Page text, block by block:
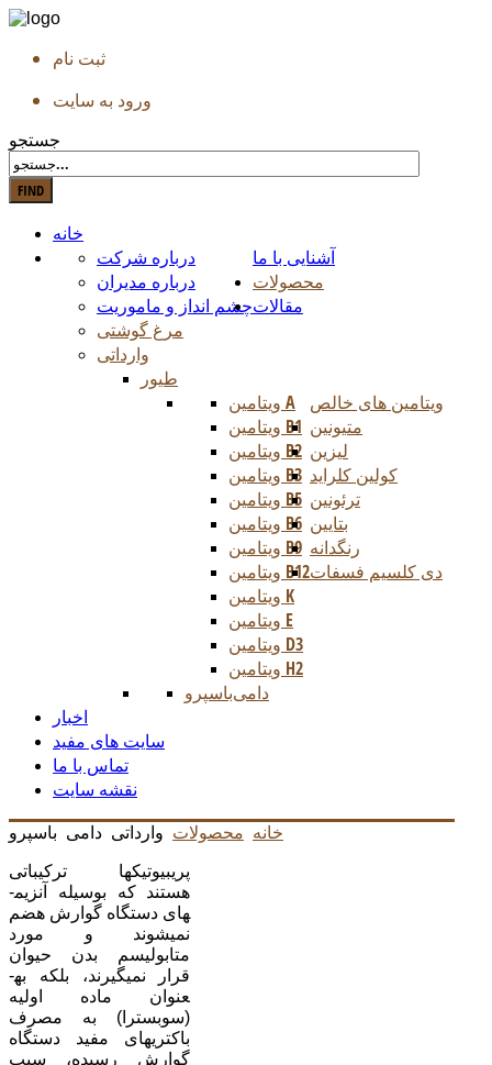
ثبت نام
ورود به سایت
جستجو
خانه
آشنایی با ما
درباره شرکت
درباره مدیران
چشم انداز و ماموریت
محصولات
مرغ گوشتی
وارداتی
طیور
ویتامین های خالص
ویتامین A
ویتامین B1
ویتامین B2
ویتامین B3
ویتامین B5
ویتامین B6
ویتامین B9
ویتامین B12
ویتامین K
ویتامین E
ویتامین D3
ویتامین H2
متیونین
لیزین
کولین کلراید
ترئونین
بتایین
رنگدانه
دی کلسیم فسفات
دامیباسپرو
مقالات
اخبار
سایت های مفید
تماس با ما
نقشه سایت
خانه محصولات وارداتی دامی باسپرو
پری­بيوتيک­ها ترکيباتی
هستند که بوسيله آنزيم­
های دستگاه گوارش هضم
نمی­شوند و مورد
متابوليسم بدن حيوان
قرار نمي­گيرند، بلکه به­
عنوان ماده اوليه
(سوبسترا) به مصرف
باکتری­های مفيد دستگاه
گوارش رسيده، سبب